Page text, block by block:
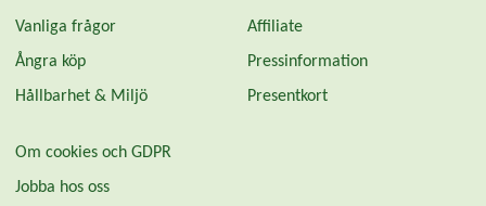
Vanliga frågor
Ångra köp
Hållbarhet & Miljö
Affiliate
Pressinformation
Presentkort
Om cookies och GDPR
Jobba hos oss